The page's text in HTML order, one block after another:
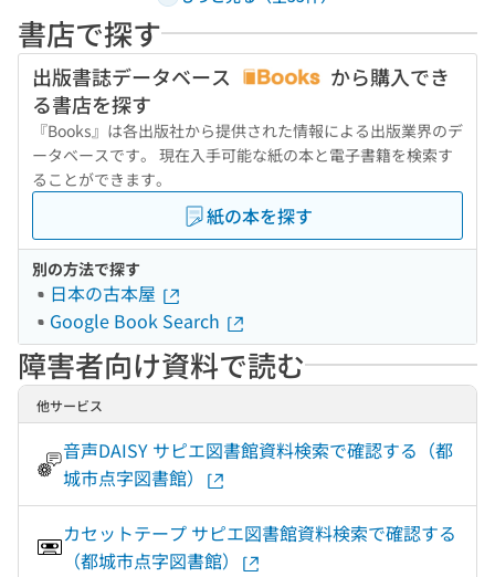
書店で探す
出版書誌データベース
から購入でき
る書店を探す
『Books』は各出版社から提供された情報による出版業界のデ
ータベースです。 現在入手可能な紙の本と電子書籍を検索す
ることができます。
紙の本を探す
別の方法で探す
日本の古本屋
Google Book Search
障害者向け資料で読む
他サービス
音声DAISY サピエ図書館資料検索で確認する（都
城市点字図書館）
カセットテープ サピエ図書館資料検索で確認する
（都城市点字図書館）